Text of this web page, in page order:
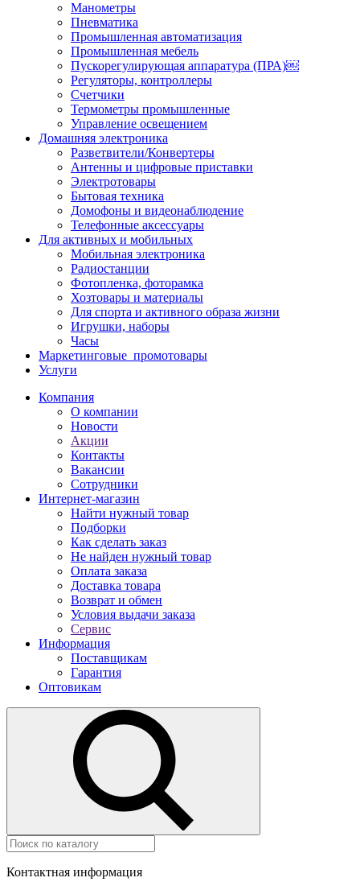
Манометры
Пневматика
Промышленная автоматизация
Промышленная мебель
Пускорегулирующая аппаратура (ПРА)￼
Регуляторы, контроллеры
Счетчики
Термометры промышленные
Управление освещением
Домашняя электроника
Разветвители/Конвертеры
Антенны и цифровые приставки
Электротовары
Бытовая техника
Домофоны и видеонаблюдение
Телефонные аксессуары
Для активных и мобильных
Мобильная электроника
Радиостанции
Фотопленка, фоторамка
Хозтовары и материалы
Для спорта и активного образа жизни
Игрушки, наборы
Часы
Маркетинговые_промотовары
Услуги
Компания
О компании
Новости
Акции
Контакты
Вакансии
Сотрудники
Интернет-магазин
Найти нужный товар
Подборки
Как сделать заказ
Не найден нужный товар
Оплата заказа
Доставка товара
Возврат и обмен
Условия выдачи заказа
Сервис
Информация
Поставщикам
Гарантия
Оптовикам
Контактная информация